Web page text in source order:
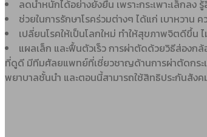
ลดน้ำหนักได้อย่างยั่งยืน เพราะกระเพาะเล็กลง
ช่วยในการรักษาโรคร่วมต่างๆ ได้แก่ เบาหวา
เปลี่ยนโรคให้เป็นโลกใหม่ ทำให้สุขภาพจิตดีขึ้น
แผลเล็ก และฟื้นตัวเร็ว การผ่าตัดด้วยวิธีส่องก
ที่ดูดี มีทีมศัลยแพทย์ที่เชี่ยวชาญด้านการผ่าตัดกระ
พยาบาลชั้นนำ และตอนนี้สามารถใช้สิทธิประกันสัง